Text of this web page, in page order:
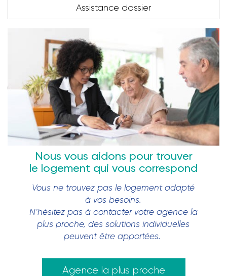
Assistance dossier
Nous vous aidons pour trouver
le logement qui vous correspond
Vous ne trouvez pas le logement adapté
à vos besoins.
N’hésitez pas à contacter votre agence la
plus proche, des solutions individuelles
peuvent être apportées.
Agence la plus proche